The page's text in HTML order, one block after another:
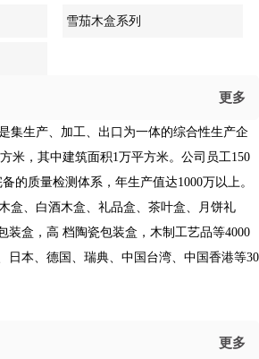
雪茄木盒系列
更多
集生产、加工、出口为一体的综合性生产企
米，其中建筑面积1万平方米。公司员工150
的质量检测体系，年生产值达1000万以上。
盒、白酒木盒、礼品盒、茶叶盒、月饼礼
装盒，高 档陶瓷包装盒，木制工艺品等4000
日本、德国、瑞典、中国台湾、中国香港等30
更多